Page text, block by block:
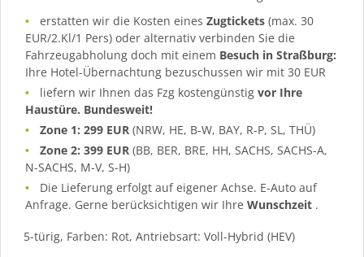
erstatten wir die Kosten einesZugtickets (max. 30
EUR/2.Kl/1 Pers) oder alternativ verbinden Sie die
Fahrzeugabholung doch mit einem Besuch in Straßburg:
Ihre Hotel-Übernachtung bezuschussen wir mit 30 EUR
liefern wir Ihnen das Fzg kostengünstigvor Ihre
Haustüre. Bundesweit!
Zone 1: 299 EUR (NRW, HE, B-W, BAY, R-P, SL, THÜ)
Zone 2: 399 EUR (BB, BER, BRE, HH, SACHS, SACHS-A,
N-SACHS, M-V, S-H)
Die Lieferung erfolgt auf eigener Achse. E-Auto auf
Anfrage. Gerne berücksichtigen wir Ihre Wunschzeit .
5-türig, Farben: Rot, Antriebsart: Voll-Hybrid (HEV)